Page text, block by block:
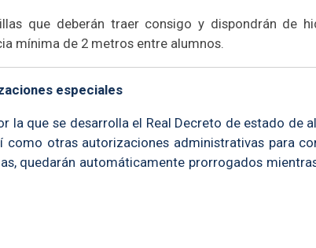
que deberán traer consigo y dispondrán de
mínima de 2 metros entre alumnos.
especiales
la que se desarrolla el Real Decreto de estado de
otras autorizaciones administrativas para
quedarán automáticamente prorrogados